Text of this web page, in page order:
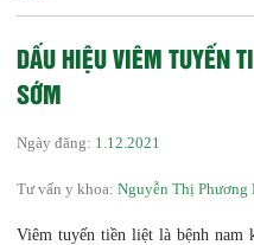
DẤU HIỆU VIÊM TUYẾN
SỚM
Ngày đăng: 1.12.2021
Tư vấn y khoa: Nguyễn Thị Phương
Viêm tuyến tiền liệt là bệnh nam